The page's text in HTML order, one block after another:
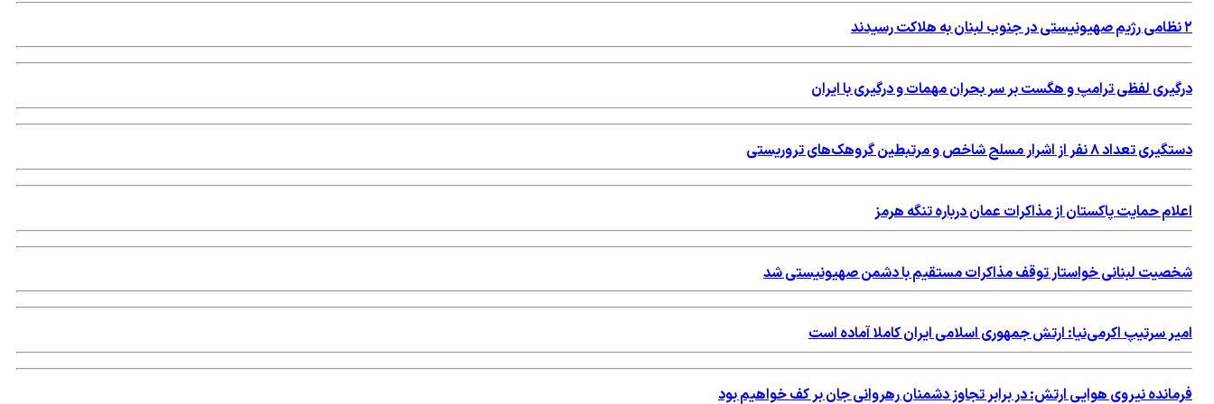
۲ نظامی رژیم صهیونیستی در جنوب لبنان به هلاکت رسیدند
درگیری لفظی ترامپ و هگست بر سر بحران مهمات و درگیری با ایران
دستگیری تعداد ۸ نفر از اشرار مسلح شاخص و مرتبطین گروهک‌های تروریستی
اعلام حمایت پاکستان از مذاکرات عمان درباره تنگه هرمز
شخصیت لبنانی خواستار توقف مذاکرات مستقیم با دشمن صهیونیستی شد
امیر سرتیپ اكرمی‌نیا: ارتش جمهوری اسلامی ایران کاملا آماده است
فرمانده نیروی هوایی ارتش: در برابر تجاوز دشمنان رهروانی جان بر کف خواهیم بود